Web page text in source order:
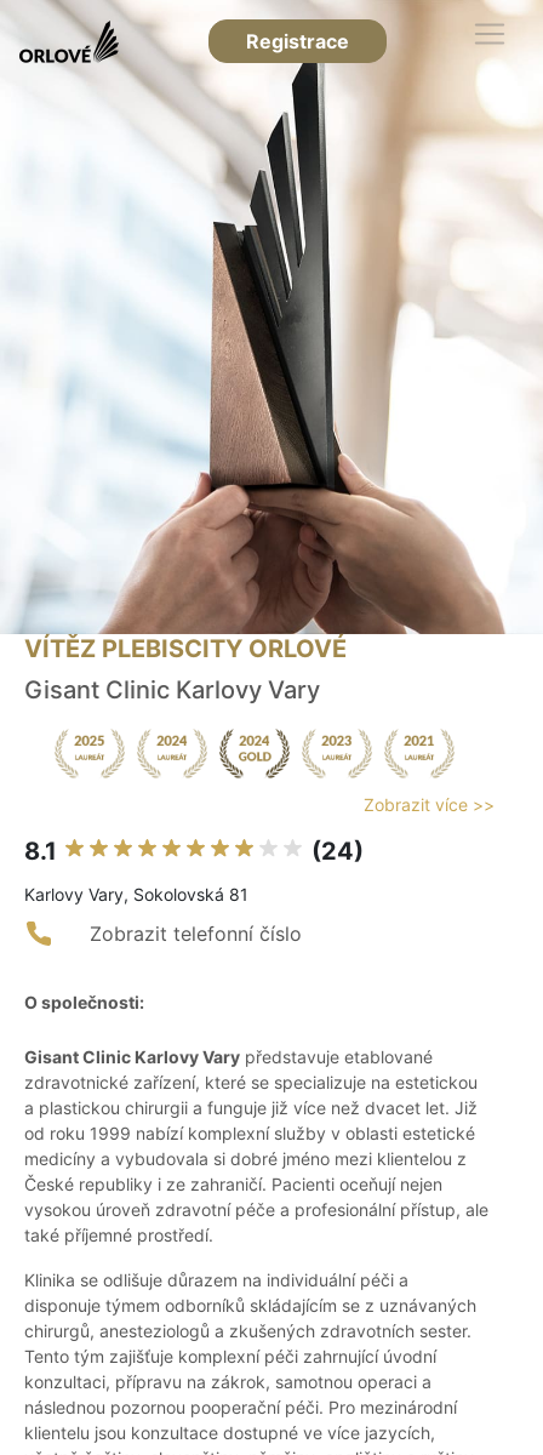
Registrace
VÍTĚZ PLEBISCITY ORLOVÉ
Gisant Clinic Karlovy Vary
Zobrazit více >>
8.1 (24)
Karlovy Vary, Sokolovská 81
Zobrazit telefonní číslo
O společnosti:
Gisant Clinic Karlovy Vary představuje etablované
zdravotnické zařízení, které se specializuje na estetickou
a plastickou chirurgii a funguje již více než dvacet let. Již
od roku 1999 nabízí komplexní služby v oblasti estetické
medicíny a vybudovala si dobré jméno mezi klientelou z
České republiky i ze zahraničí. Pacienti oceňují nejen
vysokou úroveň zdravotní péče a profesionální přístup, ale
také příjemné prostředí.
Klinika se odlišuje důrazem na individuální péči a
disponuje týmem odborníků skládajícím se z uznávaných
chirurgů, anesteziologů a zkušených zdravotních sester.
Tento tým zajišťuje komplexní péči zahrnující úvodní
konzultaci, přípravu na zákrok, samotnou operaci a
následnou pozornou pooperační péči. Pro mezinárodní
klientelu jsou konzultace dostupné ve více jazycích,